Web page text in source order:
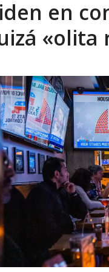
la luz: 17 años de
en